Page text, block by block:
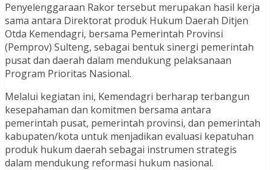
Penyelenggaraan Rakor tersebut merupakan hasil kerja
sama antara Direktorat produk Hukum Daerah Ditjen
Otda Kemendagri, bersama Pemerintah Provinsi
(Pemprov) Sulteng, sebagai bentuk sinergi pemerintah
pusat dan daerah dalam mendukung pelaksanaan
Program Prioritas Nasional.
Melalui kegiatan ini, Kemendagri berharap terbangun
kesepahaman dan komitmen bersama antara
pemerintah pusat, pemerintah provinsi, dan pemerintah
kabupaten/kota untuk menjadikan evaluasi kepatuhan
produk hukum daerah sebagai instrumen strategis
dalam mendukung reformasi hukum nasional.